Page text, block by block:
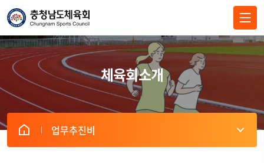
전체메뉴 닫기
체육회소개
업무추진비
시